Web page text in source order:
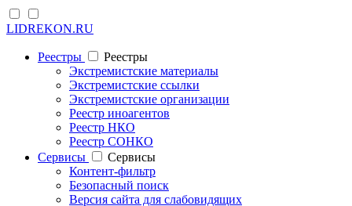
LIDREKON.RU
Реестры
Реестры
Экстремистские материалы
Экстремистские ссылки
Экстремистские организации
Реестр иноагентов
Реестр НКО
Реестр СОНКО
Cервисы
Cервисы
Контент-фильтр
Безопасный поиск
Версия сайта для слабовидящих